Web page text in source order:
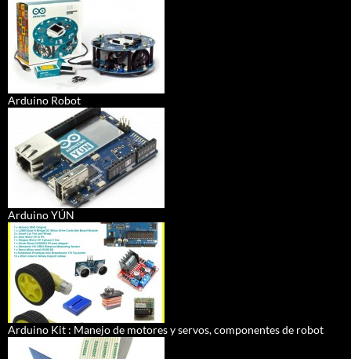
Arduino Robot
Arduino YÚN
Arduino Kit : Manejo de motores y servos, componentes de robot